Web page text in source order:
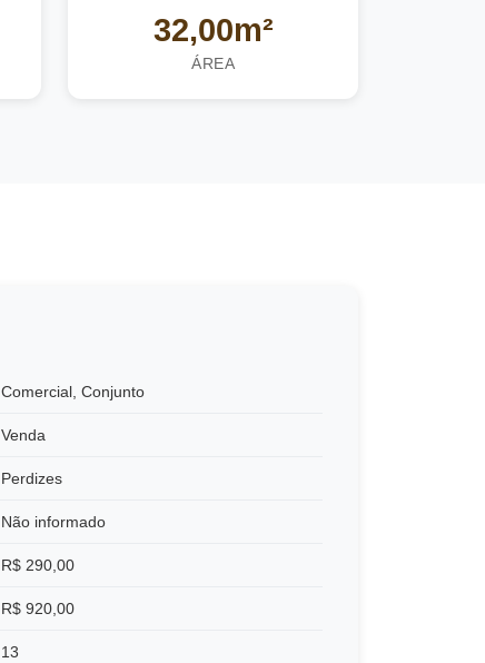
32,00m²
ÁREA
Comercial Conjunto
Venda
Perdizes
Não informado
R$ 290,00
R$ 920,00
13